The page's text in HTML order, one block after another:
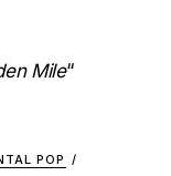
Mile“
POP /